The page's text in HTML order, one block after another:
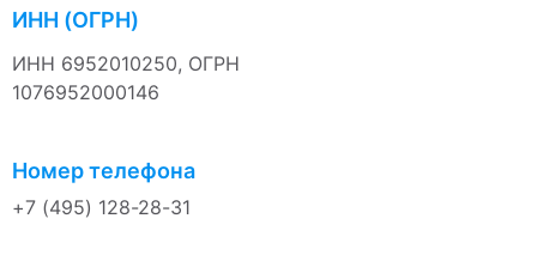
ИНН (ОГРН)
ИНН 6952010250, ОГРН
1076952000146
Номер телефона
+7 (495) 128-28-31